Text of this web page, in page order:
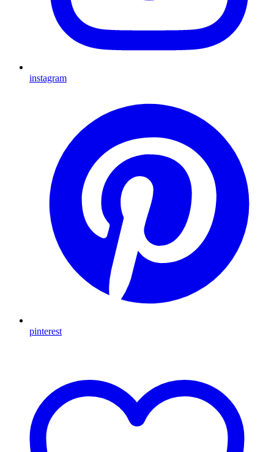
instagram
pinterest